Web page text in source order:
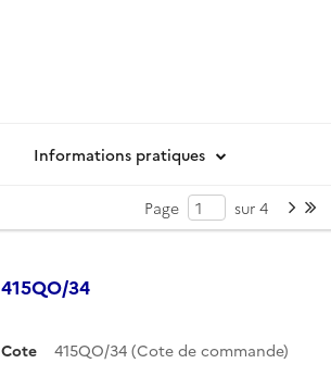
Informations pratiques
Page sur 4 Page
415QO/34
Cote 415QO/34 (Cote de commande)